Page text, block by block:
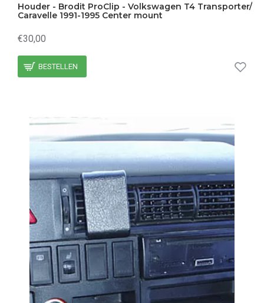
Houder - Brodit ProClip - Volkswagen T4 Transporter/
Caravelle 1991-1995 Center mount
€30,00
BESTELLEN